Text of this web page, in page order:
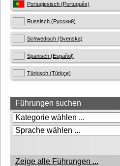
Portugiesisch (Português)
Russisch (Русский)
Schwedisch (Svenska)
Spanisch (Español)
Türkisch (Türkçe)
Führungen suchen
Zeige alle Führungen ...